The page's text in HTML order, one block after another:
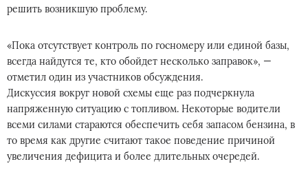
решить возникшую проблему.
«Пока отсутствует контроль по госномеру или единой базы,
всегда найдутся те, кто обойдет несколько заправок», —
отметил один из участников обсуждения.
Дискуссия вокруг новой схемы еще раз подчеркнула
напряженную ситуацию с топливом. Некоторые водители
всеми силами стараются обеспечить себя запасом бензина, в
то время как другие считают такое поведение причиной
увеличения дефицита и более длительных очередей.